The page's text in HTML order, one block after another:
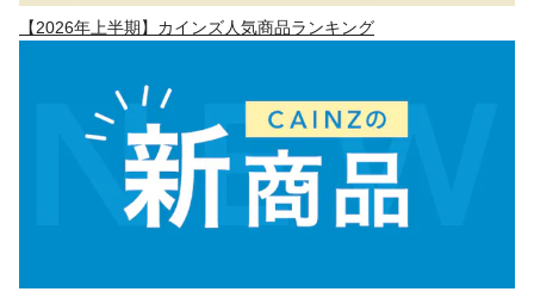
【2026年上半期】カインズ人気商品ランキング